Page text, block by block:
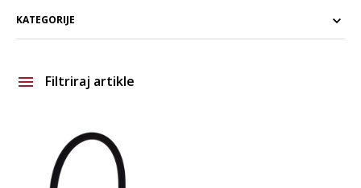
KATEGORIJE
Filtriraj artikle
Brand